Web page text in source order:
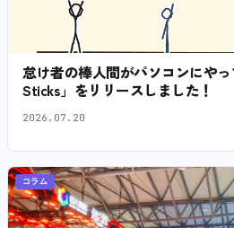
怠け者の棒人間がパソコンにや
Sticks」をリリースしました！
2026.07.20
コラム